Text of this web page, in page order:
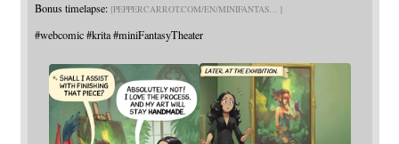
Bonus timelapse: PEPPERCARROT.COM/EN/MINIFANTAS
#webcomic #krita #miniFantasyTheater